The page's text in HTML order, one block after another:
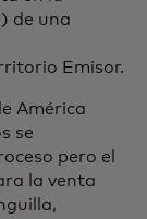
de una
Emisor.
América
se
pero el
la venta